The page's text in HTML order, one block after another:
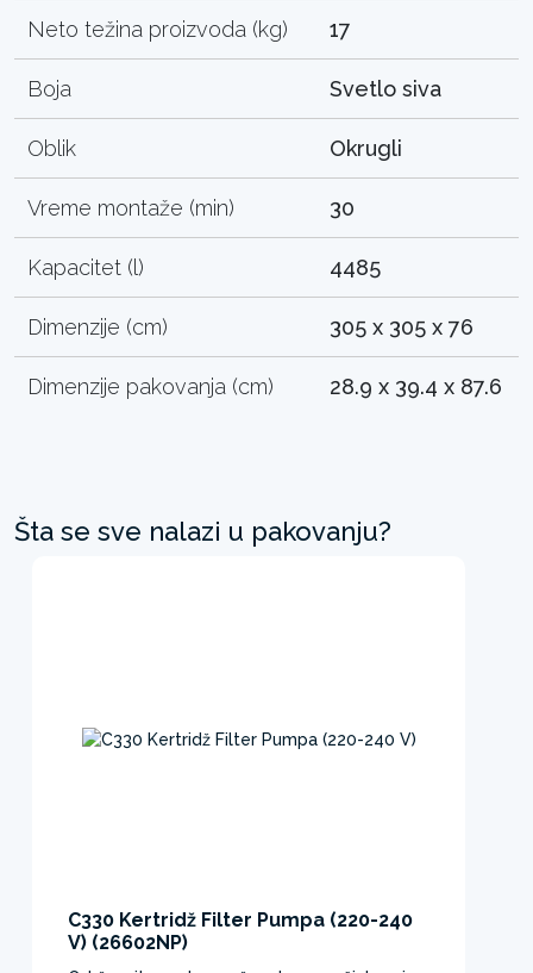
Neto težina proizvoda (kg) 17
Boja Svetlo siva
Oblik Okrugli
Vreme montaže (min) 30
Kapacitet (l) 4485
Dimenzije (cm) 305 x 305 x 76
Dimenzije pakovanja (cm) 28.9 x 39.4 x 87.6
Šta se sve nalazi u pakovanju?
C330 Kertridž Filter Pumpa (220-240
V) (26602NP)